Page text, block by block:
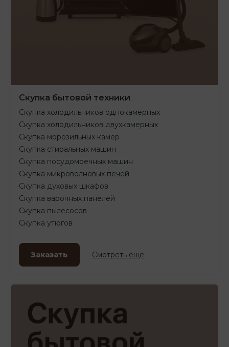
Скупка бытовой техники
Скупка холодильников однокамерных
Скупка холодильников двухкамерных
Скупка морозильных камер
Скупка стиральных машин
Скупка посудомоечных машин
Скупка микроволновых печей
Скупка духовых шкафов
Скупка варочных панелей
Скупка пылесосов
Скупка утюгов
Заказать Смотреть еще